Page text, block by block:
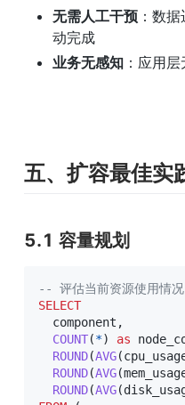
无需人工干预 ：数
动完成
业务无感知 ：应用
五、扩容最佳实
5.1 容量规划
-- 评估当前资源使用情况
SELECT
  component
,
COUNT(*) as
ROUND(AVG(
ROUND(AVG(
ROUND(AVG(